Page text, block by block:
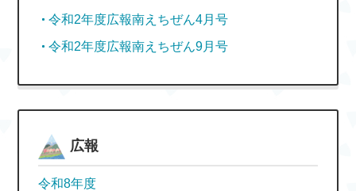
令和2年度広報南えちぜん4月号
令和2年度広報南えちぜん9月号
広報
令和8年度